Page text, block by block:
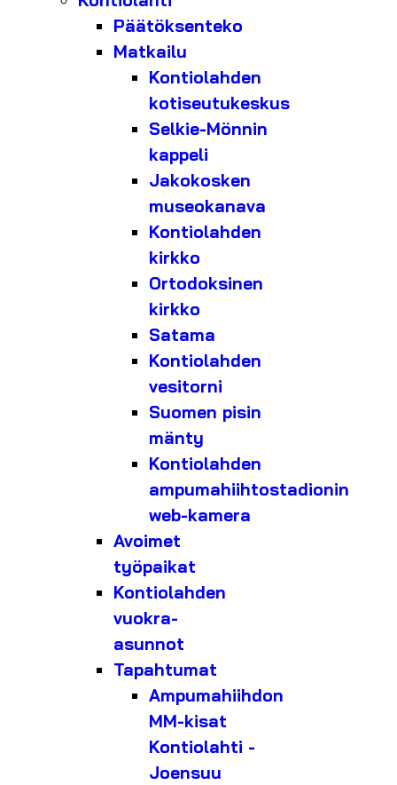
Päätöksenteko
Matkailu
Kontiolahden
kotiseutukeskus
Selkie-Mönnin
kappeli
Jakokosken
museokanava
Kontiolahden
kirkko
Ortodoksinen
kirkko
Satama
Kontiolahden
vesitorni
Suomen pisin
mänty
Kontiolahden
ampumahiihtostadionin
web-kamera
Avoimet
työpaikat
Kontiolahden
vuokra-
asunnot
Tapahtumat
Ampumahiihdon
MM-kisat
Kontiolahti -
Joensuu